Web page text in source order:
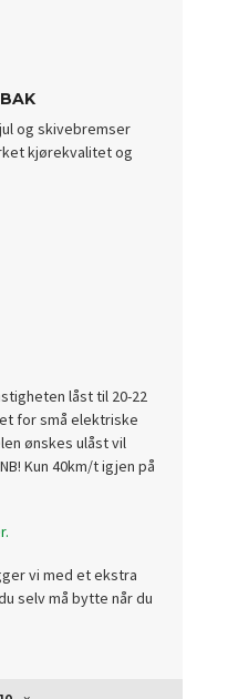
og skivebremser
kjørekvalitet og
låst til 20-22
for små elektriske
ønskes ulåst vil
Kun 40km/t igjen på
vi med et ekstra
selv må bytte når du